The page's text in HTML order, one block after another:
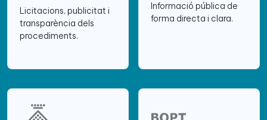
Licitacions, publicitat i
transparència dels
procediments.
Informació pública de
forma directa i clara.